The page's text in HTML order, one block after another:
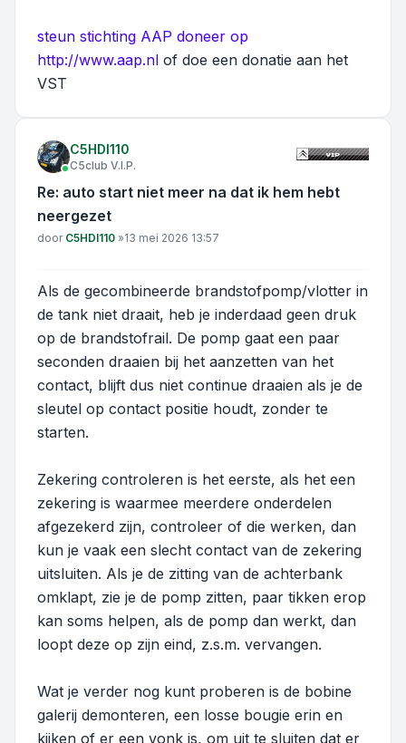
steun stichting AAP doneer op
http://www.aap.nl of doe een donatie aan het
VST
C5HDI110
C5club V.I.P.
Re: auto start niet meer na dat ik hem hebt
neergezet
Bericht
door C5HDI110 »13 mei 2026 13:57
Als de gecombineerde brandstofpomp/vlotter in
de tank niet draait, heb je inderdaad geen druk
op de brandstofrail. De pomp gaat een paar
seconden draaien bij het aanzetten van het
contact, blijft dus niet continue draaien als je de
sleutel op contact positie houdt, zonder te
starten.
Zekering controleren is het eerste, als het een
zekering is waarmee meerdere onderdelen
afgezekerd zijn, controleer of die werken, dan
kun je vaak een slecht contact van de zekering
uitsluiten. Als je de zitting van de achterbank
omklapt, zie je de pomp zitten, paar tikken erop
kan soms helpen, als de pomp dan werkt, dan
loopt deze op zijn eind, z.s.m. vervangen.
Wat je verder nog kunt proberen is de bobine
galerij demonteren, een losse bougie erin en
kijken of er een vonk is, om uit te sluiten dat er